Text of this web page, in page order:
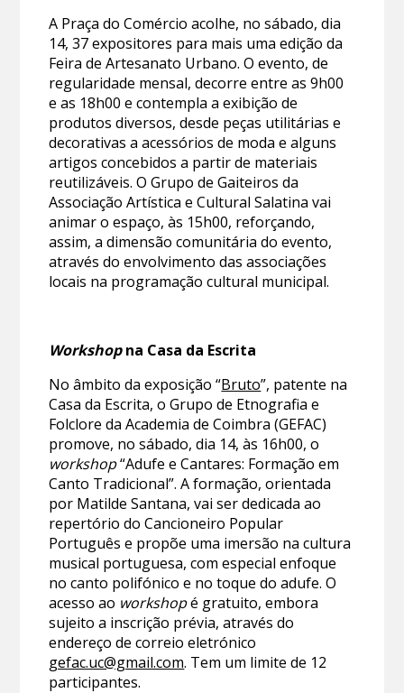
A Praça do Comércio acolhe, no sábado, dia
14, 37 expositores para mais uma edição da
Feira de Artesanato Urbano. O evento, de
regularidade mensal, decorre entre as 9h00
e as 18h00 e contempla a exibição de
produtos diversos, desde peças utilitárias e
decorativas a acessórios de moda e alguns
artigos concebidos a partir de materiais
reutilizáveis. O Grupo de Gaiteiros da
Associação Artística e Cultural Salatina vai
animar o espaço, às 15h00, reforçando,
assim, a dimensão comunitária do evento,
através do envolvimento das associações
locais na programação cultural municipal.
Workshopna Casa da Escrita
No âmbito da exposição “Bruto”, patente na
Casa da Escrita, o Grupo de Etnografia e
Folclore da Academia de Coimbra (GEFAC)
promove, no sábado, dia 14, às 16h00, o
workshop“Adufe e Cantares: Formação em
Canto Tradicional”. A formação, orientada
por Matilde Santana, vai ser dedicada ao
repertório do Cancioneiro Popular
Português e propõe uma imersão na cultura
musical portuguesa, com especial enfoque
no canto polifónico e no toque do adufe. O
acesso ao workshopé gratuito, embora
sujeito a inscrição prévia, através do
endereço de correio eletrónico
gefac.uc@gmail.com. Tem um limite de 12
participantes.